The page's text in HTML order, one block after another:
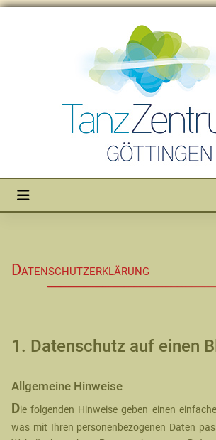
Datenschutz­erklärung
1. Datenschutz auf einen
Allgemeine Hinweise
Die folgenden Hinweise geben einen
was mit Ihren personenbezogenen Daten